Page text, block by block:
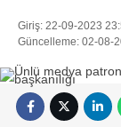
Giriş: 22-09-2023
Güncelleme: 02-08-